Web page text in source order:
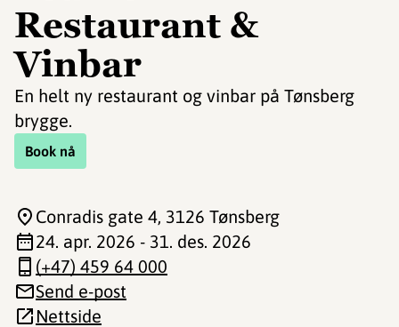
Restaurant &
Vinbar
En helt ny restaurant og vinbar på Tønsberg
brygge.
Book nå
Conradis gate 4, 3126 Tønsberg
24. apr. 2026 - 31. des. 2026
(+47) 459 64 000
Send e-post
Nettside